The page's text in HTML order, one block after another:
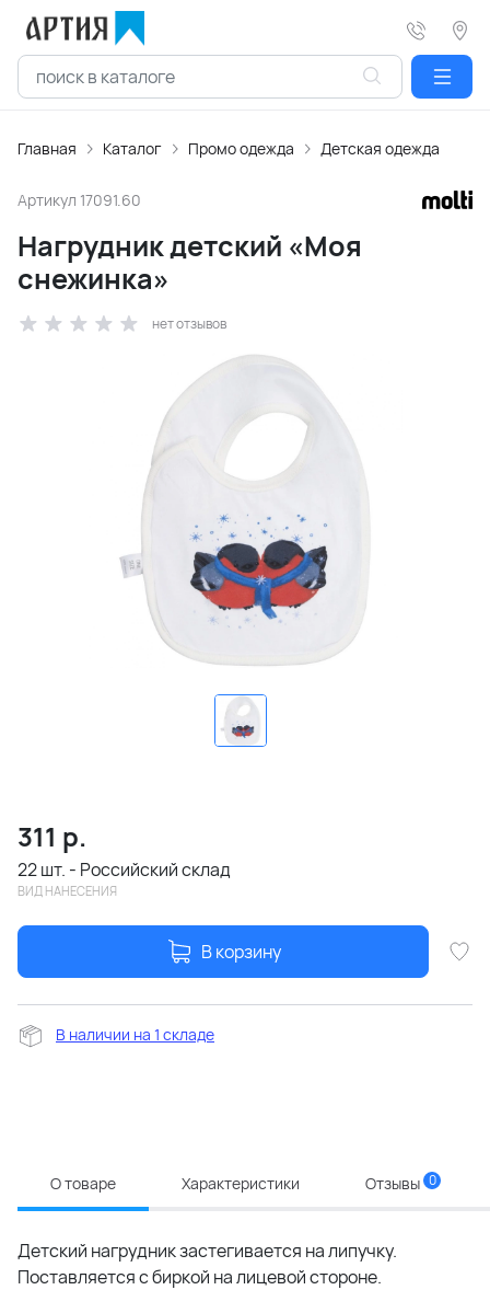
Главная Каталог Промо одежда Детская одежда
Артикул 17091.60
Нагрудник детский «Моя
снежинка»
нет отзывов
311 р.
22 шт. - Российский склад
ВИД НАНЕСЕНИЯ
В корзину
В наличии на 1 складе
О товаре Характеристики Отзывы 0
Детский нагрудник застегивается на липучку.
Поставляется с биркой на лицевой стороне.